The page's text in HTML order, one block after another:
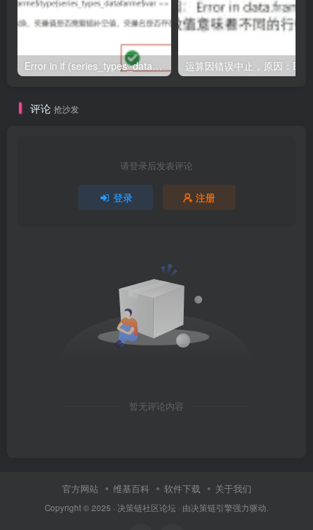
Error in if (series_types_datafarme$type[series_types_datafarme$var == : argument is of length zero
评论 抢沙发
请登录后发表评论
登录 注册
暂无评论内容
官方网站 维基百科 软件下载 关于我们
Copyright © 2025 · 决策链社区论坛 · 由决策链引擎强力驱动.